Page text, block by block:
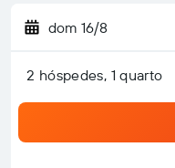
dom 16/8
2 hóspedes, 1 quarto